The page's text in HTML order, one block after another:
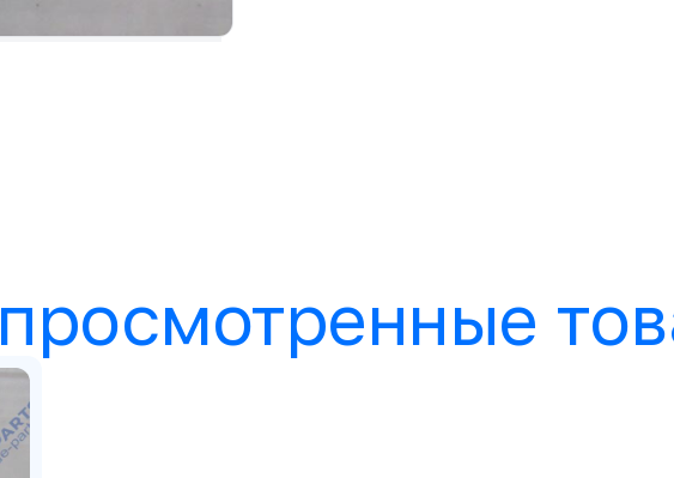
просмотренные